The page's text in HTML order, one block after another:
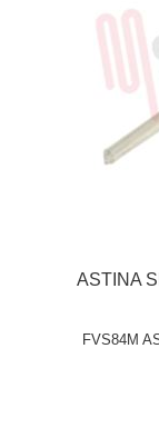
ASTINA
FVS84M